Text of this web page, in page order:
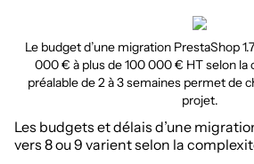
Le budget d’une migration PrestaShop
000 € à plus de 100 000 € HT selon la
préalable de 2 à 3 semaines permet de
projet.
Les budgets et délais d’une
vers 8 ou 9 varient selon la